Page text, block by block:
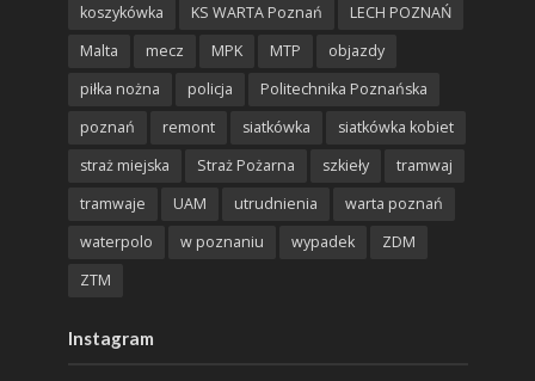
koszykówka
KS WARTA Poznań
LECH POZNAŃ
Malta
mecz MPK MTP
objazdy
piłka nożna
policja
Politechnika Poznańska
poznań
remont siatkówka
siatkówka kobiet
straż miejska
Straż Pożarna szkieły
tramwaj
tramwaje
UAM utrudnienia
warta poznań
waterpolo
w poznaniu wypadek
ZDM
ZTM
Instagram